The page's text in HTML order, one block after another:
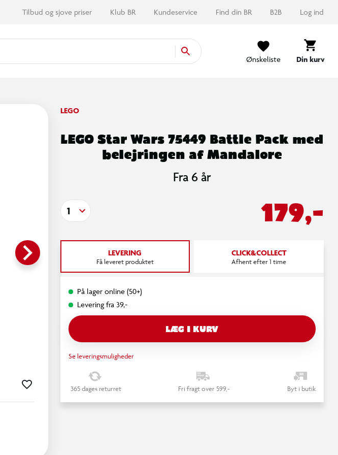
Tilbud og sjove priser Klub BR Kundeservice Find din BR B2B Log ind
Ønskeliste
Din kurv
keyboard_arrow_right
LEGO
LEGO Star Wars 75449 Battle Pack med
belejringen af Mandalore
Fra 6 år
179,-
1
LEVERING
Få leveret produktet
CLICK&COLLECT
Afhent efter 1 time
På lager online (50+)
Levering fra 39,-
LÆG I KURV
Se leveringsmuligheder
365 dages returret Fri fragt over 599,- Byt i butik